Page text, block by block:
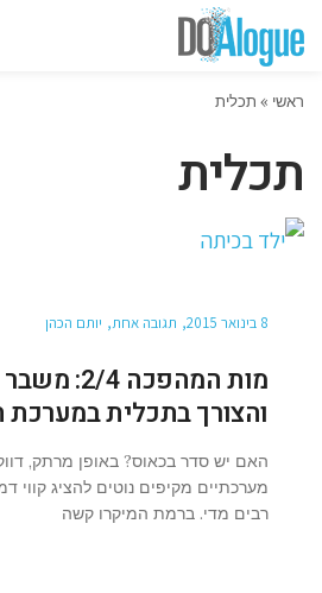
ראשי » תכלית
תכלית
8 בינואר 2015 תגובה אחת יותם הכהן
מות המהפכה
והצורך בתכלית במערכת
האם יש סדר בכאוס? באופן מרתק,
מערכתיים מקיפים נוטים להציג קווי
רבים מדי. ברמת המיקרו קשה